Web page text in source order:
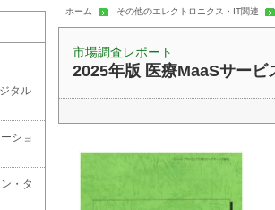
ホーム その他のエレクトロニクス・IT関連
市場調査レポート
2025年版 医療MaaSサービ
タル
ショ
・タ